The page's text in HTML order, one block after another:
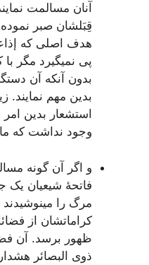
آنان‌ مسالمت‌
قِبَلشان‌ صبر نموده‌
هدف‌ اصلی که‌
پی نمیگيرد مگر
بدون‌ آنکه‌ آن‌
بدين‌ مهم‌ نمايند.
استشعار بدين‌ امر
وجود نداشت‌ که‌
و اگر آن‌ گونه‌
فاتحۀ شيعيان‌
مرگ‌ را
کراماتشان‌ از
ظهور برسد. آن‌
ذوی البصائر